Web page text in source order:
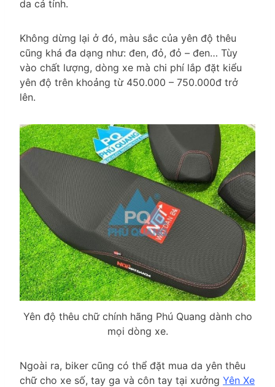
da cá tính.
Không dừng lại ở đó, màu sắc của yên độ thêu
cũng khá đa dạng như: đen, đỏ, đỏ – đen… Tùy
vào chất lượng, dòng xe mà chi phí lắp đặt kiểu
yên độ trên khoảng từ 450.000 – 750.000đ trở
lên.
Yên độ thêu chữ chính hãng Phú Quang dành cho
mọi dòng xe.
Ngoài ra, biker cũng có thể đặt mua da yên thêu
chữ cho xe số, tay ga và côn tay tại xưởng Yên Xe